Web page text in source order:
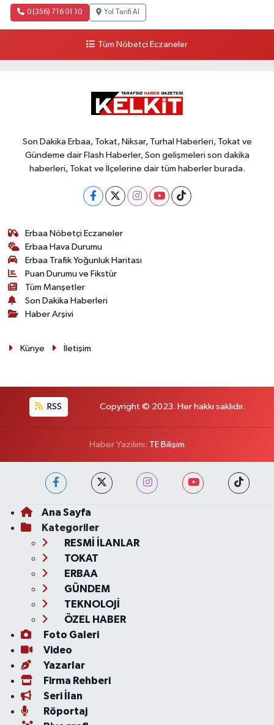
0 (356) 716 01 10 Yol Tarifi Al
Tüm Nöbetçi Eczaneler
Son Dakika Erbaa, Tokat, Niksar, Turhal Haberleri, Tokat ve
Gündeme dair Flash Haberler, Son gelişmeleri son dakika
haberleri, Tokat ve İlçelerine dair tüm haberler burada.
Erbaa Nöbetçi Eczaneler
Erbaa Hava Durumu
Erbaa Trafik Yoğunluk Haritası
Puan Durumu ve Fikstür
Tüm Manşetler
Son Dakika Haberleri
Haber Arşivi
Künye İletişim
RSS Copyright © 2023. Her hakkı saklıdır.
Haber Yazılımı: TE Bilişim
Ana Sayfa
Kategoriler
RESMİ İLANLAR
TOKAT
ERBAA
GÜNDEM
TEKNOLOJİ
ÖZEL HABER
Foto Galeri
Video
Yazarlar
Firma Rehberi
Seri İlan
Röportaj